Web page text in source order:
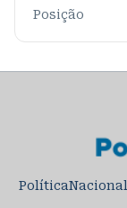
Posição
PolíticaNacional